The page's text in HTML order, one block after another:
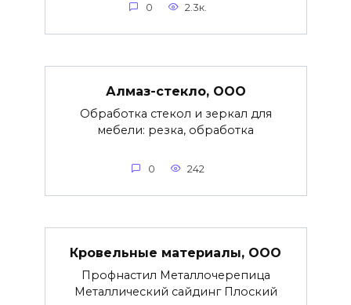
0 2.3к.
Алмаз-стекло, ООО
Обработка стекол и зеркал для
мебели: резка, обработка
0 242
Кровельные материалы, ООО
Профнастил Металлочерепица
Металлический сайдинг Плоский